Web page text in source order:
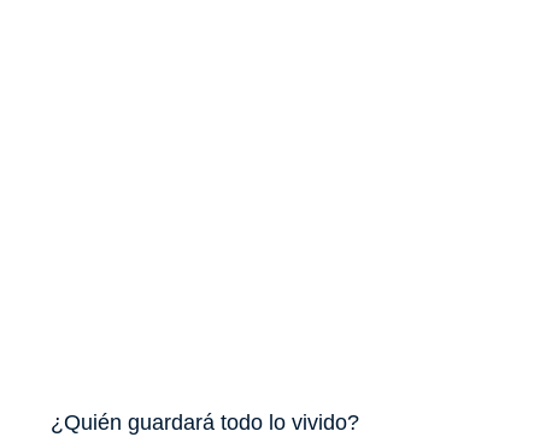
¿Quién guardará todo lo vivido?